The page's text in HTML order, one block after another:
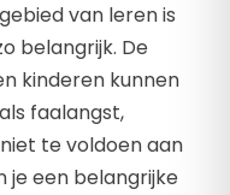
van leren is
belangrijk. De
kinderen kunnen
faalangst,
te voldoen aan
je een belangrijke